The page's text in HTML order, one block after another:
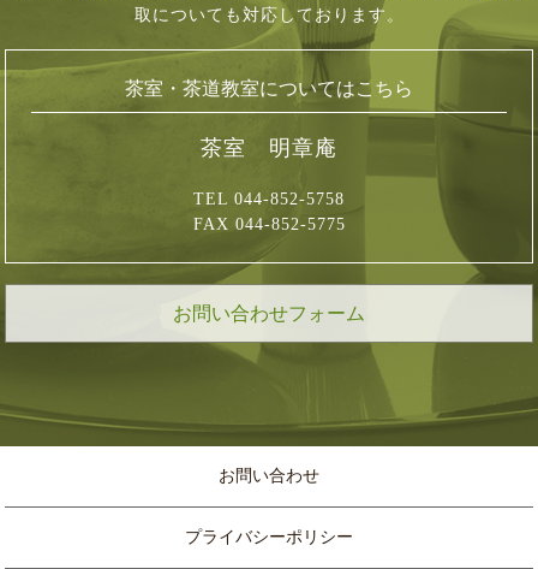
取についても対応しております。
茶室・茶道教室についてはこちら
茶室 明章庵
TEL 044-852-5758
FAX 044-852-5775
お問い合わせフォーム
お問い合わせ
プライバシーポリシー